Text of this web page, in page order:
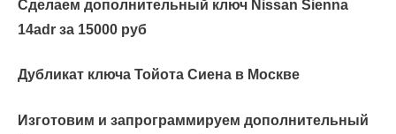
Сделаем дополнительный ключ Nissan Sienna
14adr за 15000 руб
Дубликат ключа Тойота Сиена в Москве
Изготовим и запрограммируем дополнительный